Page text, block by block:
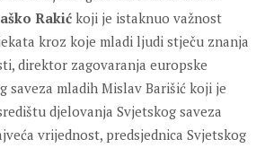
Rakić koji je istaknuo važnost
kroz koje mladi ljudi stječu znanja
direktor zagovaranja europske
saveza mladih Mislav Barišić koji je
djelovanja Svjetskog saveza
vrijednost, predsjednica Svjetskog